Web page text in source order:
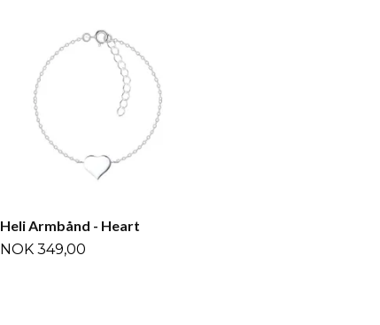
Heli Armbånd - Heart
NOK 349,00